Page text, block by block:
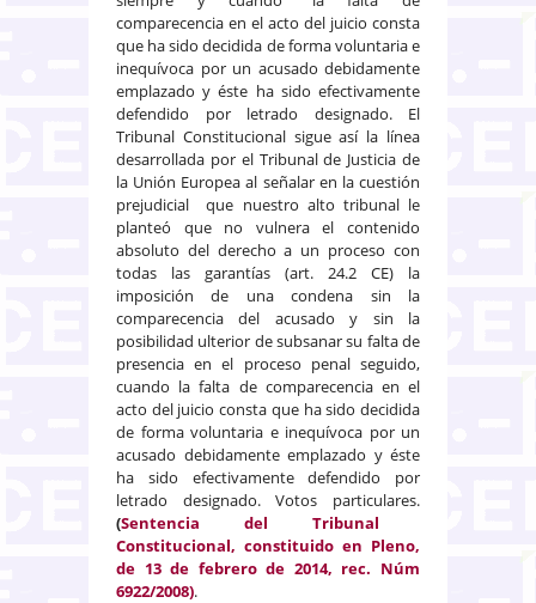
comparecencia en el acto del juicio consta
que ha sido decidida de forma voluntaria e
inequívoca por un acusado debidamente
emplazado y éste ha sido efectivamente
defendido por letrado designado. El
Tribunal Constitucional sigue así la línea
desarrollada por el Tribunal de Justicia de
la Unión Europea al señalar en la cuestión
prejudicial que nuestro alto tribunal le
planteó que no vulnera el contenido
absoluto del derecho a un proceso con
todas las garantías (art. 24.2 CE) la
imposición de una condena sin la
comparecencia del acusado y sin la
posibilidad ulterior de subsanar su falta de
presencia en el proceso penal seguido,
cuando la falta de comparecencia en el
acto del juicio consta que ha sido decidida
de forma voluntaria e inequívoca por un
acusado debidamente emplazado y éste
ha sido efectivamente defendido por
letrado designado. Votos particulares.
(Sentencia del Tribunal
Constitucional, constituido en Pleno,
de 13 de febrero de 2014, rec. Núm
6922/2008).